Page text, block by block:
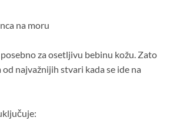
na moru
za osetljivu bebinu kožu. Zato
najvažnijih stvari kada se ide na